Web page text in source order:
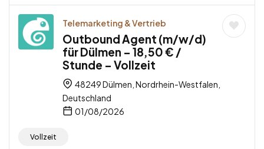
Telemarketing & Vertrieb
Outbound Agent (m/w/d)
für Dülmen – 18,50 € /
Stunde – Vollzeit
48249 Dülmen, Nordrhein-Westfalen,
Deutschland
01/08/2026
Vollzeit